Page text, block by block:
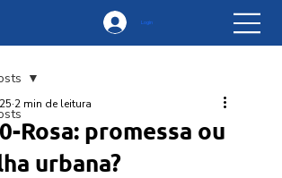
Login
Rosa: promessa ou
urbana?
2 min de leitura